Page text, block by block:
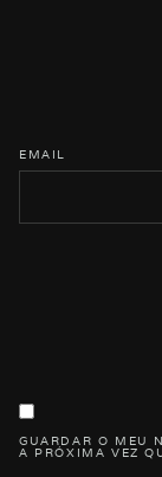
EMAIL
GUARDAR O MEU
A PRÓXIMA VEZ